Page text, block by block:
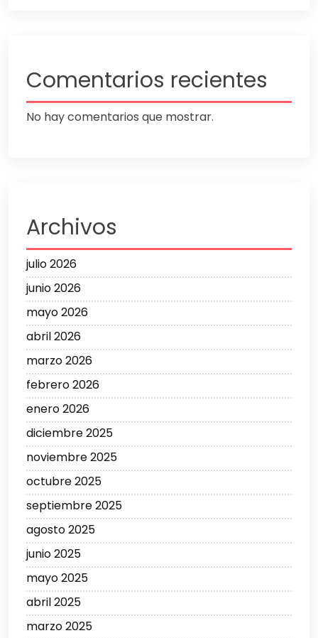
Comentarios recientes
No hay comentarios que mostrar.
Archivos
julio 2026
junio 2026
mayo 2026
abril 2026
marzo 2026
febrero 2026
enero 2026
diciembre 2025
noviembre 2025
octubre 2025
septiembre 2025
agosto 2025
junio 2025
mayo 2025
abril 2025
marzo 2025